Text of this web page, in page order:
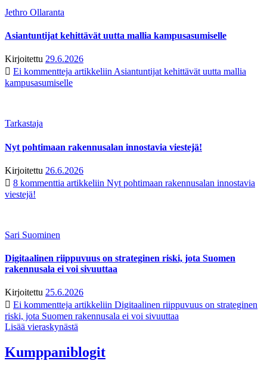
Jethro Ollaranta
Asiantuntijat kehittävät uutta mallia kampusasumiselle
Kirjoitettu 29.6.2026
Ei kommentteja artikkeliin Asiantuntijat kehittävät uutta mallia
kampusasumiselle
Tarkastaja
Nyt pohtimaan rakennusalan innostavia viestejä!
Kirjoitettu 26.6.2026
8 kommenttia artikkeliin Nyt pohtimaan rakennusalan innostavia
viestejä!
Sari Suominen
Digitaalinen riippuvuus on strateginen riski, jota Suomen
rakennusala ei voi sivuuttaa
Kirjoitettu 25.6.2026
Ei kommentteja artikkeliin Digitaalinen riippuvuus on strateginen
riski, jota Suomen rakennusala ei voi sivuuttaa
Lisää vieraskynästä
Kumppaniblogit